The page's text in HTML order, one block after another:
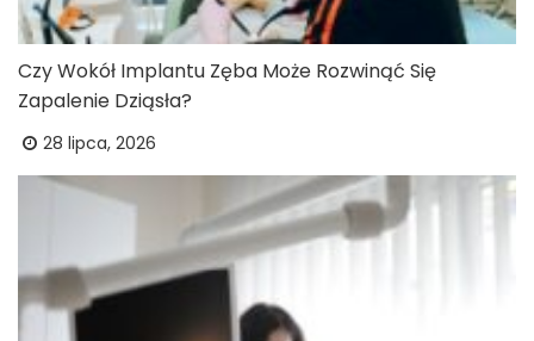
Czy Wokół Implantu Zęba Może Rozwinąć Się
Zapalenie Dziąsła?
28 lipca, 2026